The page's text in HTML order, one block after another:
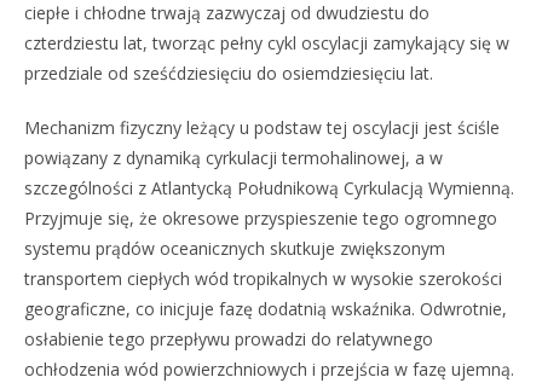
ciepłe i chłodne trwają zazwyczaj od dwudziestu do
czterdziestu lat, tworząc pełny cykl oscylacji zamykający się w
przedziale od sześćdziesięciu do osiemdziesięciu lat.
Mechanizm fizyczny leżący u podstaw tej oscylacji jest ściśle
powiązany z dynamiką cyrkulacji termohalinowej, a w
szczególności z Atlantycką Południkową Cyrkulacją Wymienną.
Przyjmuje się, że okresowe przyspieszenie tego ogromnego
systemu prądów oceanicznych skutkuje zwiększonym
transportem ciepłych wód tropikalnych w wysokie szerokości
geograficzne, co inicjuje fazę dodatnią wskaźnika. Odwrotnie,
osłabienie tego przepływu prowadzi do relatywnego
ochłodzenia wód powierzchniowych i przejścia w fazę ujemną.